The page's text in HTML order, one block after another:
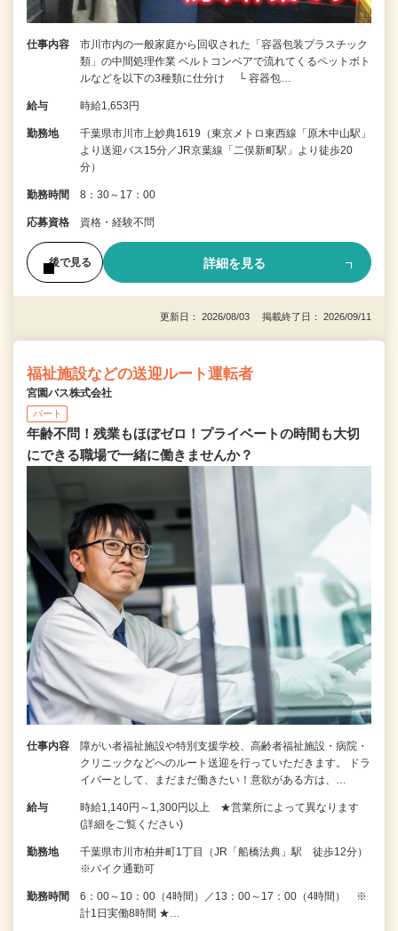
仕事内容
市川市内の一般家庭から回収された「容器包装プラスチック
類」の中間処理作業 ベルトコンベアで流れてくるペットボト
ルなどを以下の3種類に仕分け └ 容器包…
給与 時給1,653円
勤務地
千葉県市川市上妙典1619（東京メトロ東西線「原木中山駅」
より送迎バス15分／JR京葉線「二俣新町駅」より徒歩20
分）
勤務時間 8：30～17：00
応募資格 資格・経験不問
後で見る 詳細を見る
更新日： 2026/08/03 掲載終了日： 2026/09/11
福祉施設などの送迎ルート運転者
宮園バス株式会社
パート
年齢不問！残業もほぼゼロ！プライベートの時間も大切
にできる職場で一緒に働きませんか？
仕事内容
障がい者福祉施設や特別支援学校、高齢者福祉施設・病院・
クリニックなどへのルート送迎を行っていただきます。 ドラ
イバーとして、まだまだ働きたい！意欲がある方は、…
給与
時給1,140円～1,300円以上 ★営業所によって異なります
(詳細をご覧ください)
勤務地
千葉県市川市柏井町1丁目（JR「船橋法典」駅 徒歩12分）
※バイク通勤可
勤務時間
6：00～10：00（4時間）／13：00～17：00（4時間） ※
計1日実働8時間 ★…